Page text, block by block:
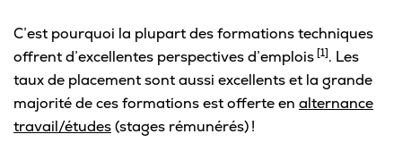
Liens utiles
Omnivox
Microsoft 365
C’est pourquoi la plupart des formations techniques
offrent d’excellentes perspectives d’emplois [1]. Les
taux de placement sont aussi excellents et la grande
majorité de ces formations est offerte en alternance
travail/études(stages rémunérés) !